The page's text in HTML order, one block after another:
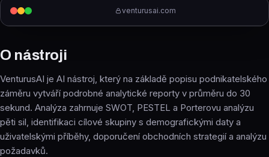
venturusai.com
O nástroji
VenturusAI je AI nástroj, který na základě popisu podnikatelského
záměru vytváří podrobné analytické reporty v průměru do 30
sekund. Analýza zahrnuje SWOT, PESTEL a Porterovu analýzu
pěti sil, identifikaci cílové skupiny s demografickými daty a
uživatelskými příběhy, doporučení obchodních strategií a analýzu
požadavků.